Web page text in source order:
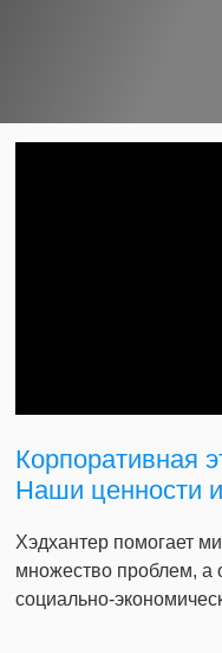
Корпоративная
Наши ценности
Хэдхантер помогает
множество проблем, а
социально-